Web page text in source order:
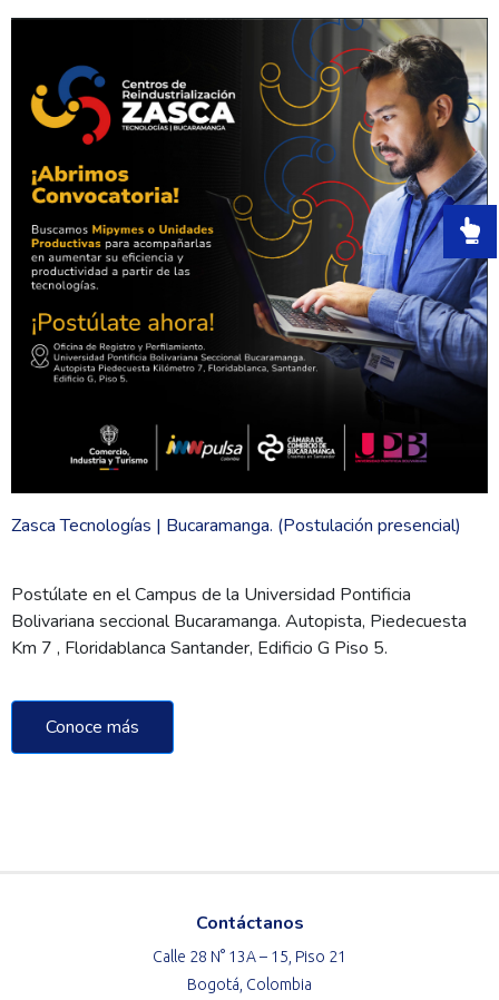
Zasca Tecnologías | Bucaramanga. (Postulación presencial)
Postúlate en el Campus de la Universidad Pontificia
Bolivariana seccional Bucaramanga. Autopista, Piedecuesta
Km 7 , Floridablanca Santander, Edificio G Piso 5.
Conoce más
Contáctanos
Calle 28 N° 13A – 15, Piso 21
Bogotá, Colombia